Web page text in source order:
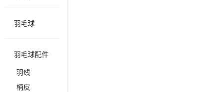
羽毛球
羽毛球配件
羽线
柄皮